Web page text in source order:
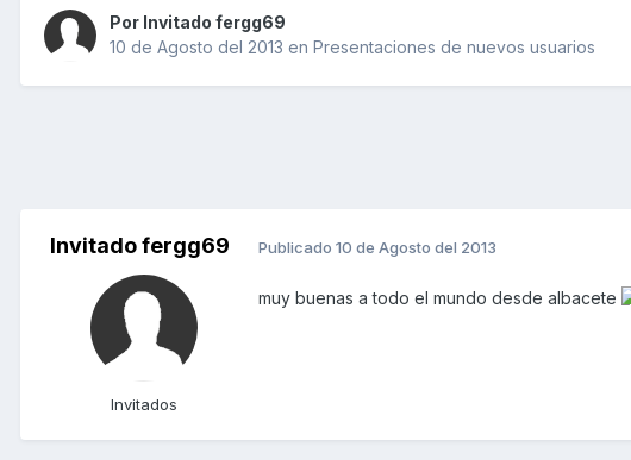
Por Invitado fergg69
10 de Agosto del 2013 en Presentaciones de nuevos usuarios
Invitado fergg69
Invitados
Publicado 10 de Agosto del 2013
muy buenas a todo el mundo desde albacete